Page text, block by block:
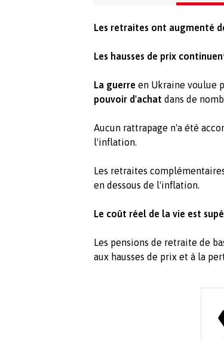
Les retraites ont augmenté
Les hausses de prix
La guerre en Ukraine voulue
pouvoir d'achat dans de
Aucun rattrapage n'a été
l'inflation.
Les retraites
en dessous de l'inflation.
Le coût réel de la vie est
Les pensions de retraite de
aux hausses de prix et à la